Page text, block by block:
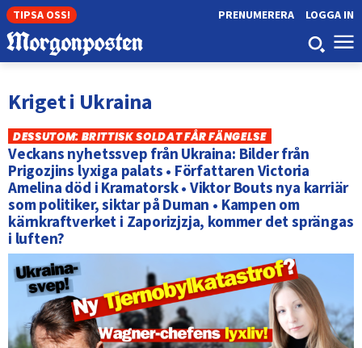
TIPSA OSS! LOGGA IN
PRENUMERERA
Kriget i Ukraina
DESSUTOM: BRITTISK SOLDAT FÅR FÄNGELSE
Veckans nyhetssvep från Ukraina: Bilder från
Prigozjins lyxiga palats • Författaren Victoria
Amelina död i Kramatorsk • Viktor Bouts nya karriär
som politiker, siktar på Duman • Kampen om
kärnkraftverket i Zaporizjzja, kommer det sprängas
i luften?